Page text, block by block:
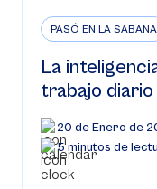
PASÓ EN LA SABANA
La
trabajo diario
20 de Enero de
5 minutos de